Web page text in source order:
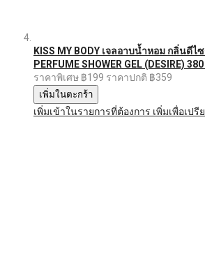
KISS MY BODY เจลอาบน้ำหอม กลิ่นดีไ
PERFUME SHOWER GEL (DESIRE)
ราคาพิเศษ ฿199 ราคาปกติ ฿359
เพิ่มในตะกร้า
เพิ่มเข้าในรายการที่ต้องการ เพิ่มเพื่อเปรี